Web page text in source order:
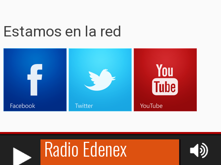
Estamos en la red
RCAST.NET
© (2009-2026)Edenex